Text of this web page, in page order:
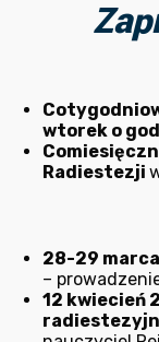
wtorek o
Radiestezji
28-29 marca
–
12 kwiecień